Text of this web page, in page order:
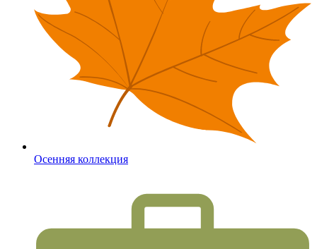
Осенняя коллекция